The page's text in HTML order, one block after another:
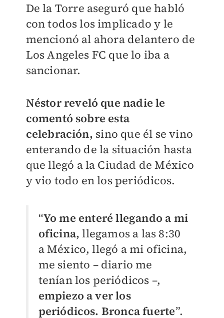
De la Torre aseguró que habló
con todos los implicado y le
mencionó al ahora delantero de
Los Angeles FC que lo iba a
sancionar.
Néstor reveló que nadie le
comentó sobre esta
celebración, sino que él se vino
enterando de la situación hasta
que llegó a la Ciudad de México
y vio todo en los periódicos.
“Yo me enteré llegando a mi
oficina, llegamos a las 8:30
a México, llegó a mi oficina,
me siento – diario me
tenían los periódicos –,
empiezo a ver los
periódicos. Bronca fuerte”.